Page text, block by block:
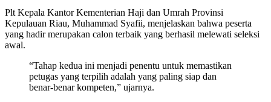
Plt Kepala Kantor Kementerian Haji dan Umrah Provinsi
Kepulauan Riau, Muhammad Syafii, menjelaskan bahwa peserta
yang hadir merupakan calon terbaik yang berhasil melewati seleksi
awal.
“Tahap kedua ini menjadi penentu untuk memastikan
petugas yang terpilih adalah yang paling siap dan
benar-benar kompeten,” ujarnya.